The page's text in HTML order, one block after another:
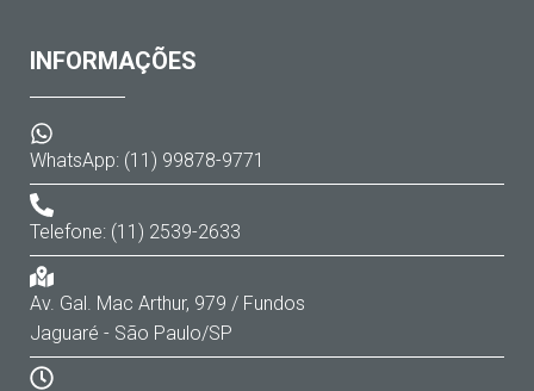
INFORMAÇÕES
WhatsApp: (11) 99878-9771
Telefone: (11) 2539-2633
Av. Gal. Mac Arthur, 979 / Fundos
Jaguaré - São Paulo/SP